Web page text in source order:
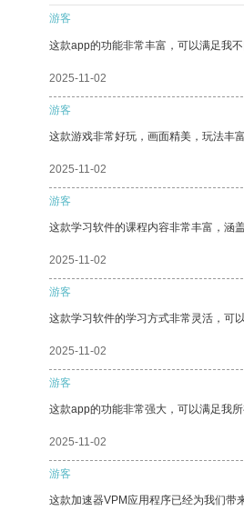
游客
这款app的功能非常丰富，可以满足我不
2025-11-02
游客
这款游戏非常好玩，画面精美，玩法丰
2025-11-02
游客
这款学习软件的课程内容非常丰富，涵
2025-11-02
游客
这款学习软件的学习方式非常灵活，可
2025-11-02
游客
这款app的功能非常强大，可以满足我
2025-11-02
游客
这款加速器VPM应用程序已经为我们带